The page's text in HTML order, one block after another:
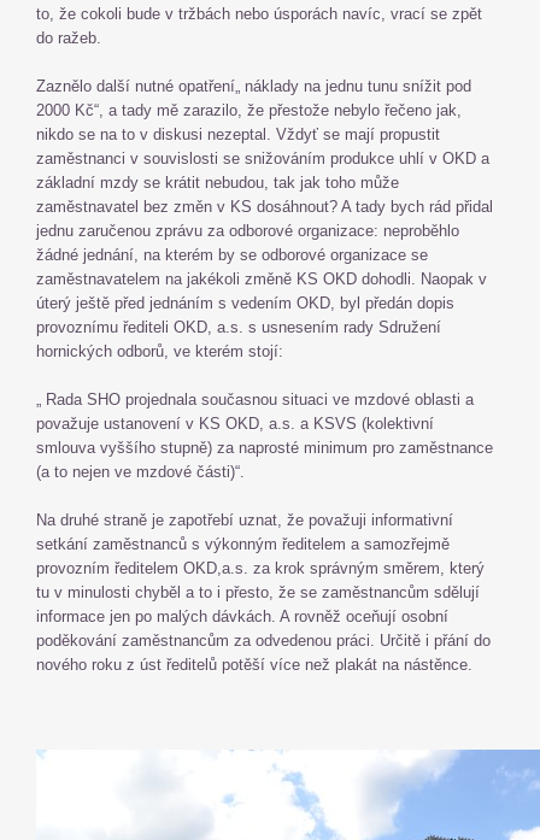
to, že cokoli bude v tržbách nebo úsporách navíc, vrací se zpět
do ražeb.
Zaznělo další nutné opatření„ náklady na jednu tunu snížit pod
2000 Kč“, a tady mě zarazilo, že přestože nebylo řečeno jak,
nikdo se na to v diskusi nezeptal. Vždyť se mají propustit
zaměstnanci v souvislosti se snižováním produkce uhlí v OKD a
základní mzdy se krátit nebudou, tak jak toho může
zaměstnavatel bez změn v KS dosáhnout? A tady bych rád přidal
jednu zaručenou zprávu za odborové organizace: neproběhlo
žádné jednání, na kterém by se odborové organizace se
zaměstnavatelem na jakékoli změně KS OKD dohodli. Naopak v
úterý ještě před jednáním s vedením OKD, byl předán dopis
provoznímu řediteli OKD, a.s. s usnesením rady Sdružení
hornických odborů, ve kterém stojí:
„ Rada SHO projednala současnou situaci ve mzdové oblasti a
považuje ustanovení v KS OKD, a.s. a KSVS (kolektivní
smlouva vyššího stupně) za naprosté minimum pro zaměstnance
(a to nejen ve mzdové části)“.
Na druhé straně je zapotřebí uznat, že považuji informativní
setkání zaměstnanců s výkonným ředitelem a samozřejmě
provozním ředitelem OKD,a.s. za krok správným směrem, který
tu v minulosti chyběl a to i přesto, že se zaměstnancům sdělují
informace jen po malých dávkách. A rovněž oceňují osobní
poděkování zaměstnancům za odvedenou práci. Určitě i přání do
nového roku z úst ředitelů potěší více než plakát na nástěnce.